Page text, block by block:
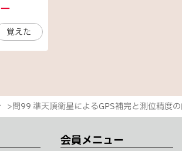
覚えた
問99 準天頂衛星によるGPS補完と測位精度
会員メニュー